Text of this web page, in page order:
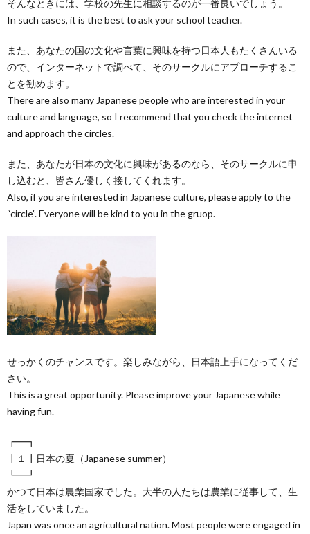
そんなときには、学校の先生に相談するのが一番良いでしょう。
In such cases, it is the best to ask your school teacher.
また、あなたの国の文化や言葉に興味を持つ日本人もたくさんいる
ので、インターネットで調べて、そのサークルにアプローチするこ
とを勧めます。
There are also many Japanese people who are interested in your
culture and language, so I recommend that you check the internet
and approach the circles.
また、あなたが日本の文化に興味があるのなら、そのサークルに申
し込むと、皆さん優しく接してくれます。
Also, if you are interested in Japanese culture, please apply to the
“circle”. Everyone will be kind to you in the gruop.
せっかくのチャンスです。楽しみながら、日本語上手になってくだ
さい。
This is a great opportunity. Please improve your Japanese while
having fun.
┏━┓
┃１┃日本の夏（Japanese summer）
┗━┛
かつて日本は農業国家でした。大半の人たちは農業に従事して、生
活をしていました。
Japan was once an agricultural nation. Most people were engaged in